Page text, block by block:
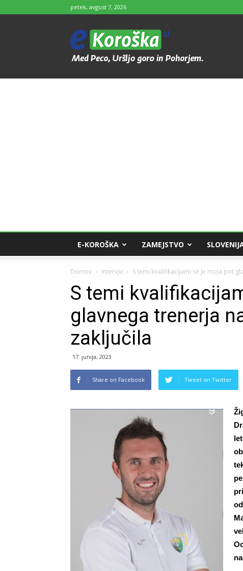
petek, avgust 7, 2026
e-
Koroška
E-KOROŠKA ZAMEJSTVO
Domov Intervju S temi kvalifikacijami se je moja pot
S temi
glavnega trenerja
zaključila
17. junija, 2023
Share on Facebook Tweet on Twitter